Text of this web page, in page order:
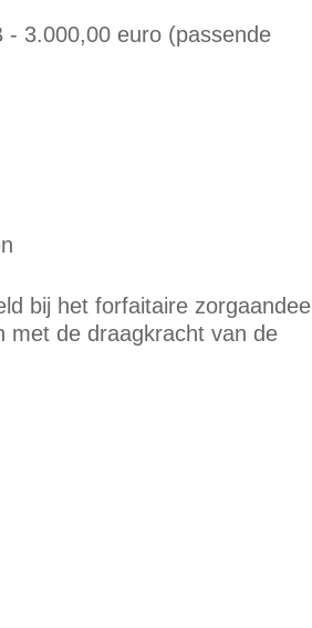
3.000,00 euro (passende
bij het forfaitaire zorgaandeel
met de draagkracht van de